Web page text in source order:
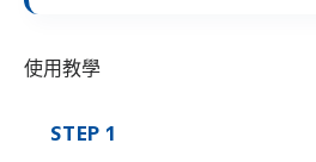
使用教學
STEP 1